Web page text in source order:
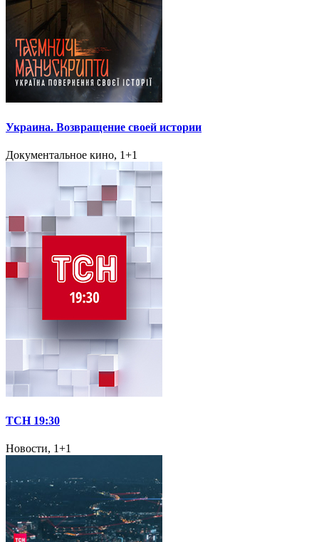
Украина. Возвращение своей истории
Документальное кино, 1+1
ТСН 19:30
Новости, 1+1